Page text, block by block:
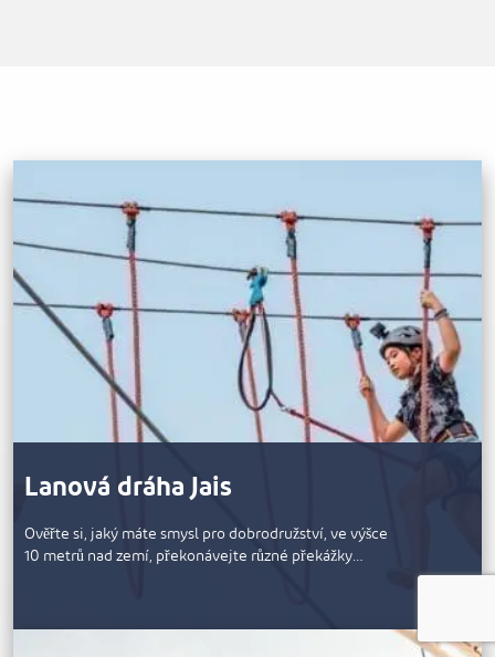
Lanová dráha Jais
Ověřte si, jaký máte smysl pro dobrodružství, ve výšce
10 metrů nad zemí, překonávejte různé překážky…